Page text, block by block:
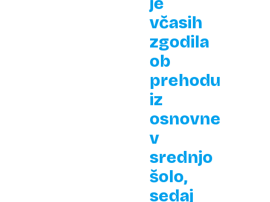
včasih
zgodila
ob
prehodu
iz
osnovne
v
srednjo
šolo,
sedaj